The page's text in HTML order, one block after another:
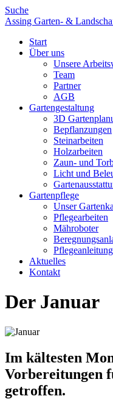
Suche
Assing Garten- &
Start
Über uns
Unsere
Team
Partner
AGB
Gartengestaltung
3D
Bepflanzungen
Steinarbeiten
Holzarbeiten
Zaun- und
Licht und
Gartenpflege
Unser
Pflegearbeiten
Mähroboter
Aktuelles
Kontakt
Der Januar
Im kältesten
Vorbereitungen
getroffen.